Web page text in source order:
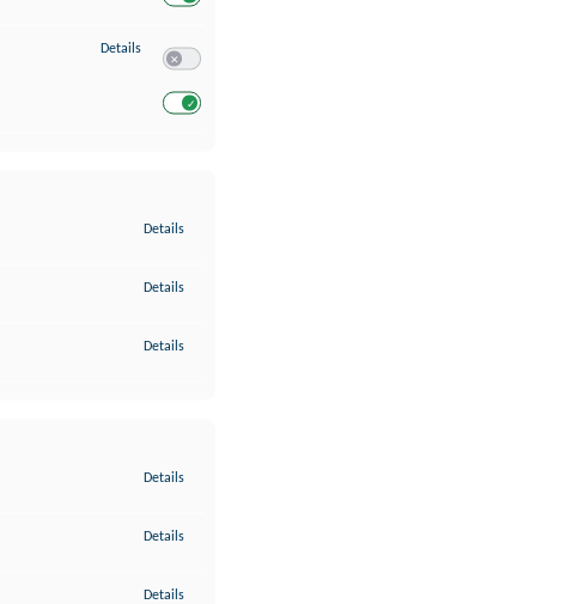
Details zu Entwicklung und Verbesserung der Angebote
Details
Details
Details
Details
Details
Details